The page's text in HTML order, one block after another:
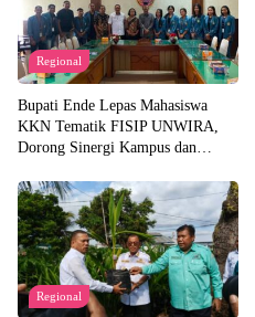
Regional
Bupati Ende Lepas Mahasiswa
KKN Tematik FISIP UNWIRA,
Dorong Sinergi Kampus dan
Regional